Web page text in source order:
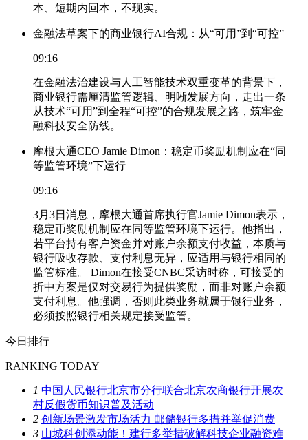
本、短期内回本，不现实。
金融法草案下的商业银行AI合规：从“可用”到“可控”
09:16
在金融法治建设与人工智能技术双重变革的背景下，
商业银行需厘清监管逻辑、明晰发展方向，走出一条
从技术“可用”到全程“可控”的合规发展之路，筑牢金
融科技安全防线。
摩根大通CEO Jamie Dimon：稳定币奖励机制应在“同
等监管环境”下运行
09:16
3月3日消息，摩根大通首席执行官Jamie Dimon表示，
稳定币奖励机制应在同等监管环境下运行。他指出，
若平台持有客户资金并对账户余额支付收益，本质与
银行吸收存款、支付利息无异，应适用与银行相同的
监管标准。 Dimon在接受CNBC采访时称，可接受的
折中方案是仅对交易行为提供奖励，而非对账户余额
支付利息。他强调，否则此类业务就属于银行业务，
必须按照银行相关规定接受监管。
今日排行
RANKING TODAY
1 中国人民银行北京市分行联合北京农商银行开展农
村反假货币知识普及活动
2 创新场景激发市场活力 邮储银行多措并举促消费
3 山城科创添动能！建行多举措破解科技企业融资难